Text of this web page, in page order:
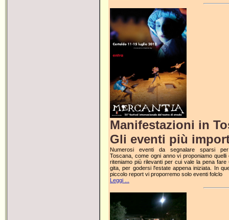
Manifestazioni in
Gli eventi più
Numerosi eventi da segnalare sparsi
Toscana, come ogni anno vi proponiamo quelli
riteniamo più rilevanti per cui vale la pena fare
gita, per godersi l'estate appena iniziata. In
piccolo report vi proporremo solo eventi folclo
Leggi ...